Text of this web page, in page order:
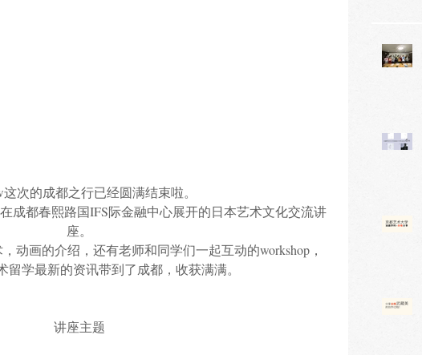
次的成都之行已经圆满结束啦。
成都春熙路国IFS际金融中心展开的日本艺术文化交流讲
座。
动画的介绍，还有老师和同学们一起互动的workshop，
留学最新的资讯带到了成都，收获满满。
讲座主题